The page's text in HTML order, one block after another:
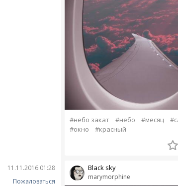
11.11.2016 01:28
Пожаловаться
#небо закат #небо #месяц
#окно
#красный
marymorphine
Black sky